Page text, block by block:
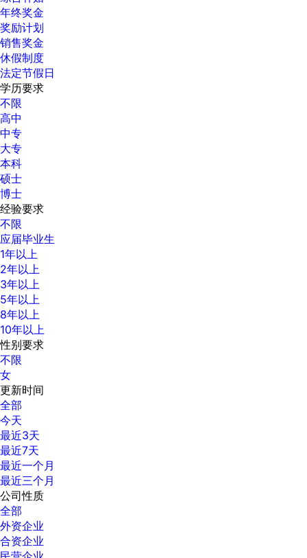
年终奖金
奖励计划
销售奖金
休假制度
法定节假日
学历要求
不限
高中
中专
大专
本科
硕士
博士
经验要求
不限
应届毕业生
1年以上
2年以上
3年以上
5年以上
8年以上
10年以上
性别要求
不限
女
更新时间
全部
今天
最近3天
最近7天
最近一个月
最近三个月
公司性质
全部
外资企业
合资企业